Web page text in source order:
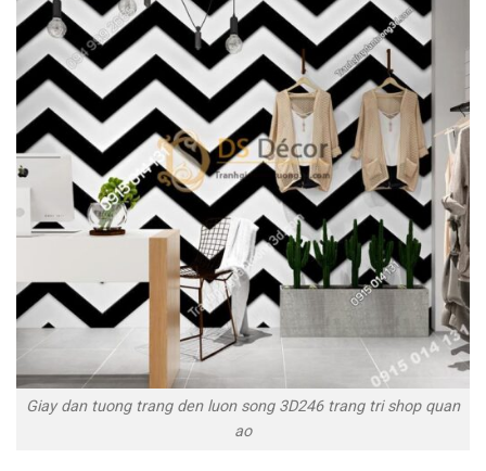
Giay dan tuong trang den luon song 3D246 trang tri shop quan
ao